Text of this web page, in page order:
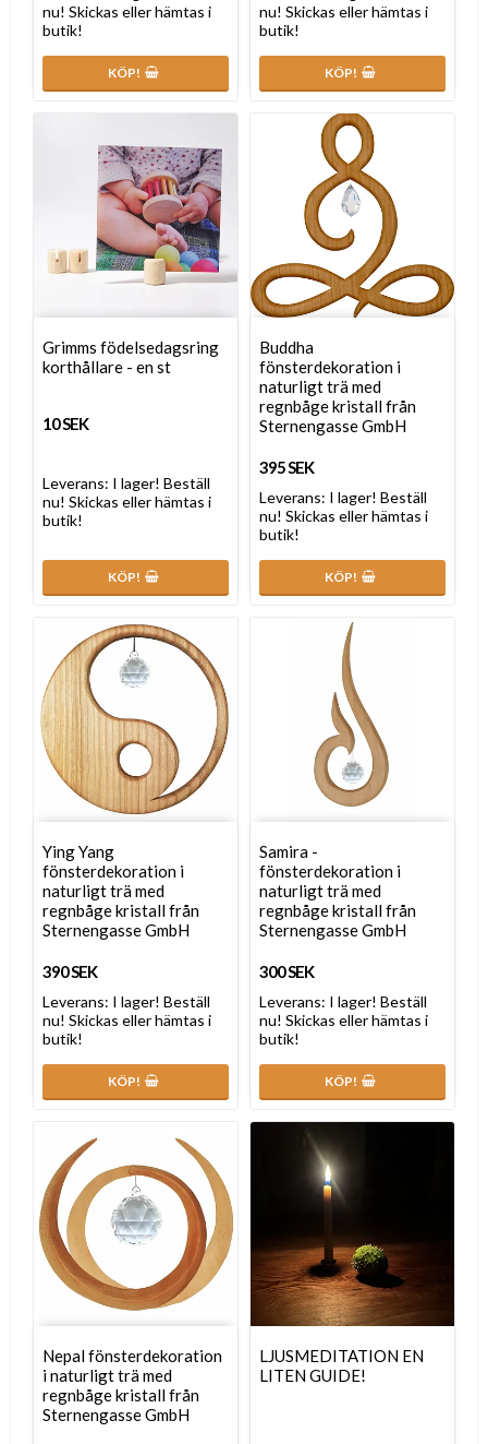
nu! Skickas eller hämtas i
butik!
KÖP!
nu! Skickas eller hämtas i
butik!
KÖP!
Grimms födelsedagsring
korthållare - en st
10 SEK
Leverans: I lager! Beställ
nu! Skickas eller hämtas i
butik!
KÖP!
Buddha
fönsterdekoration i
naturligt trä med
regnbåge kristall från
Sternengasse GmbH
395 SEK
Leverans: I lager! Beställ
nu! Skickas eller hämtas i
butik!
KÖP!
Ying Yang
fönsterdekoration i
naturligt trä med
regnbåge kristall från
Sternengasse GmbH
390 SEK
Leverans: I lager! Beställ
nu! Skickas eller hämtas i
butik!
KÖP!
Samira -
fönsterdekoration i
naturligt trä med
regnbåge kristall från
Sternengasse GmbH
300 SEK
Leverans: I lager! Beställ
nu! Skickas eller hämtas i
butik!
KÖP!
Nepal fönsterdekoration
i naturligt trä med
regnbåge kristall från
Sternengasse GmbH
LJUSMEDITATION EN
LITEN GUIDE!